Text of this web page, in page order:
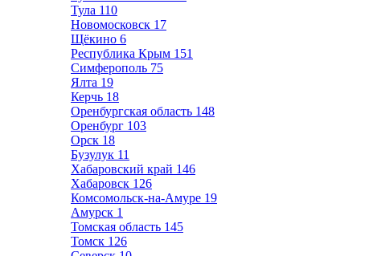
Тула 110
Новомосковск 17
Щёкино 6
Республика Крым 151
Симферополь 75
Ялта 19
Керчь 18
Оренбургская область 148
Оренбург 103
Орск 18
Бузулук 11
Хабаровский край 146
Хабаровск 126
Комсомольск-на-Амуре 19
Амурск 1
Томская область 145
Томск 126